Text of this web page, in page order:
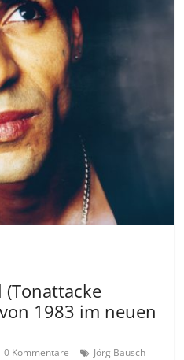
(Tonattacke
1983 im neuen
0 Kommentare Jörg Bausch